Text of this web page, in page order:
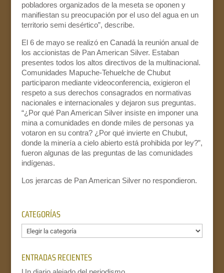
pobladores organizados de la meseta se oponen y
manifiestan su preocupación por el uso del agua en un
territorio semi desértico”, describe.
El 6 de mayo se realizó en Canadá la reunión anual de
los accionistas de Pan American Silver. Estaban
presentes todos los altos directivos de la multinacional.
Comunidades Mapuche-Tehuelche de Chubut
participaron mediante videoconferencia, exigieron el
respeto a sus derechos consagrados en normativas
nacionales e internacionales y dejaron sus preguntas.
“¿Por qué Pan American Silver insiste en imponer una
mina a comunidades en donde miles de personas ya
votaron en su contra? ¿Por qué invierte en Chubut,
donde la minería a cielo abierto está prohibida por ley?”,
fueron algunas de las preguntas de las comunidades
indígenas.
Los jerarcas de Pan American Silver no respondieron.
CATEGORÍAS
Categorías
ENTRADAS RECIENTES